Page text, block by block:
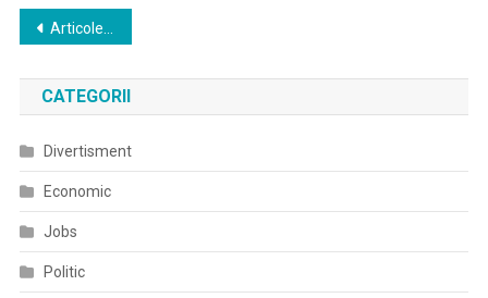
Navigare
în
articole
Articole mai vechi
CATEGORII
Divertisment
Economic
Jobs
Politic